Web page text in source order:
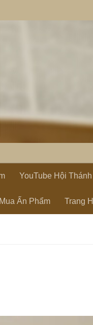
YouTube Hội
Ấn Phẩm Trang